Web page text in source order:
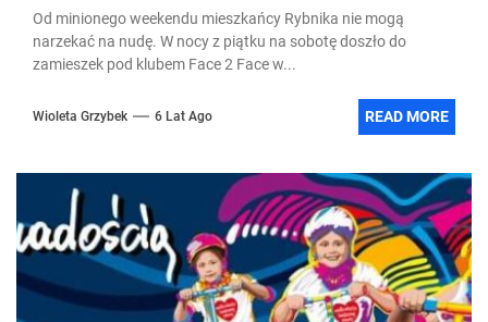
Od minionego weekendu mieszkańcy Rybnika nie mogą
narzekać na nudę. W nocy z piątku na sobotę doszło do
zamieszek pod klubem Face 2 Face w...
Wioleta Grzybek 6 Lat Ago READ MORE